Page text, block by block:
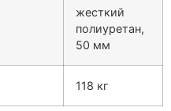
жесткий
полиуретан,
50 мм
118 кг